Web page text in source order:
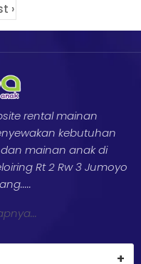
›
rental mainan
kebutuhan
mainan anak di
Rt 2 Rw 3 Jumoyo